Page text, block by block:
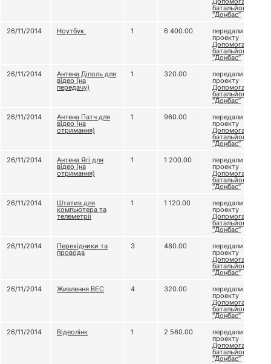
батальйону
“Донбас”
26/11/2014
Ноутбук 1 6 400.00 передали
проекту
Допомога
батальйону
“Донбас”
26/11/2014
Антена Діполь для
відео (на
передачу)
1 320.00 передали
проекту
Допомога
батальйону
“Донбас”
26/11/2014
Антена Патч для
відео (на
отримання)
1 960.00 передали
проекту
Допомога
батальйону
“Донбас”
26/11/2014
Антена Ягі для
відео (на
отримання)
1 1 200.00 передали
проекту
Допомога
батальйону
“Донбас”
26/11/2014
Штатив для
компьютера та
телеметрії
1 1 120.00 передали
проекту
Допомога
батальйону
“Донбас”
26/11/2014
Перехідники та
провода
3 480.00 передали
проекту
Допомога
батальйону
“Донбас”
26/11/2014
Живлення ВЕС 4 320.00 передали
проекту
Допомога
батальйону
“Донбас”
26/11/2014
Відеолінк 1 2 560.00 передали
проекту
Допомога
батальйону
“Донбас”